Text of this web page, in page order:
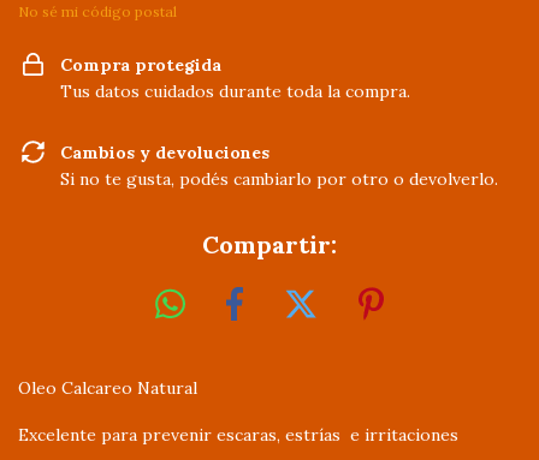
No sé mi código postal
Compra protegida
Tus datos cuidados durante toda la compra.
Cambios y devoluciones
Si no te gusta, podés cambiarlo por otro o devolverlo.
Compartir:
Oleo Calcareo Natural
Excelente para prevenir escaras, estrías e irritaciones